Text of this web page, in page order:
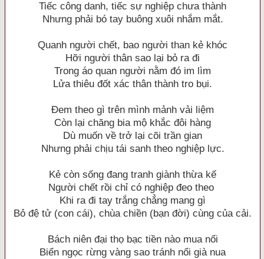
Tiếc công danh, tiếc sự nghiệp chưa thành
Nhưng phải bó tay buông xuôi nhắm mắt.
Quanh người chết, bao người than kẻ khóc
Hỡi người thân sao lại bỏ ra đi
Trong áo quan người nằm đó im lìm
Lửa thiêu đốt xác thân thành tro bụi.
Đem theo gì trên mình mảnh vải liệm
Còn lại chăng bia mộ khắc đôi hàng
Dù muốn về trở lại cõi trần gian
Nhưng phải chịu tái sanh theo nghiệp lực.
Kẻ còn sống đang tranh giành thừa kế
Người chết rồi chỉ có nghiệp đeo theo
Khi ra đi tay trắng chẳng mang gì
Bỏ đệ tử (con cái), chùa chiền (bạn đời) cùng của cải.
Bách niên đại thọ bạc tiền nào mua nổi
Biển ngọc rừng vàng sao tránh nổi già nua